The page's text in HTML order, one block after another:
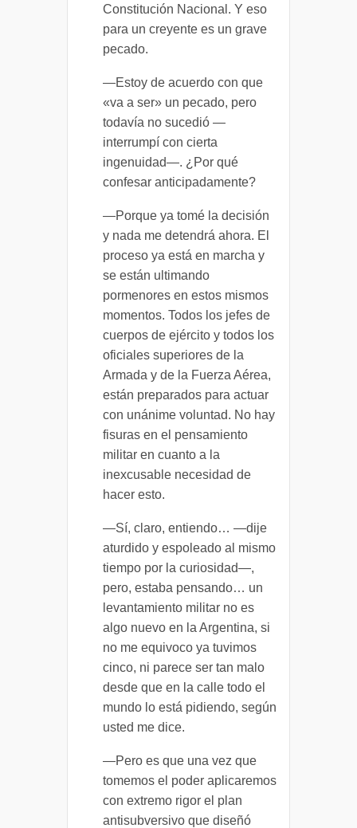
Constitución Nacional. Y eso
para un creyente es un grave
pecado.
—Estoy de acuerdo con que
«va a ser» un pecado, pero
todavía no sucedió —
interrumpí con cierta
ingenuidad—. ¿Por qué
confesar anticipadamente?
—Porque ya tomé la decisión
y nada me detendrá ahora. El
proceso ya está en marcha y
se están ultimando
pormenores en estos mismos
momentos. Todos los jefes de
cuerpos de ejército y todos los
oficiales superiores de la
Armada y de la Fuerza Aérea,
están preparados para actuar
con unánime voluntad. No hay
fisuras en el pensamiento
militar en cuanto a la
inexcusable necesidad de
hacer esto.
—Sí, claro, entiendo… —dije
aturdido y espoleado al mismo
tiempo por la curiosidad—,
pero, estaba pensando… un
levantamiento militar no es
algo nuevo en la Argentina, si
no me equivoco ya tuvimos
cinco, ni parece ser tan malo
desde que en la calle todo el
mundo lo está pidiendo, según
usted me dice.
—Pero es que una vez que
tomemos el poder aplicaremos
con extremo rigor el plan
antisubversivo que diseñó